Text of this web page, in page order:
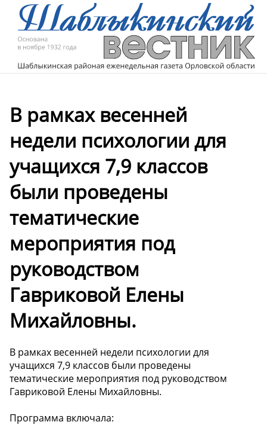
В рамках весенней
недели психологии для
учащихся 7,9 классов
были проведены
тематические
мероприятия под
руководством
Гавриковой Елены
Михайловны.
В рамках весенней недели психологии для
учащихся 7,9 классов были проведены
тематические мероприятия под руководством
Гавриковой Елены Михайловны.
Программа включала: